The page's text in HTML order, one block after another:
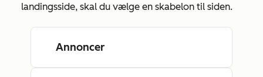
landingsside, skal du vælge en skabelon til siden.
Annoncer